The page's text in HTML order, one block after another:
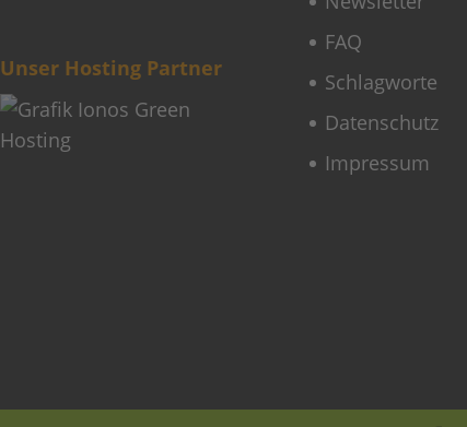
Unser Hosting Partner
FAQ
Schlagworte
Datenschutz
Impressum